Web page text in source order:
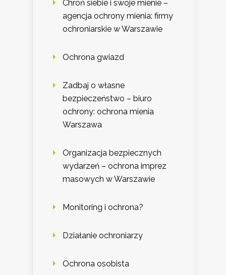
Chroń siebie i swoje mienie –
agencja ochrony mienia: firmy
ochroniarskie w Warszawie
Ochrona gwiazd
Zadbaj o własne
bezpieczeństwo – biuro
ochrony: ochrona mienia
Warszawa
Organizacja bezpiecznych
wydarzeń – ochrona imprez
masowych w Warszawie
Monitoring i ochrona?
Działanie ochroniarzy
Ochrona osobista